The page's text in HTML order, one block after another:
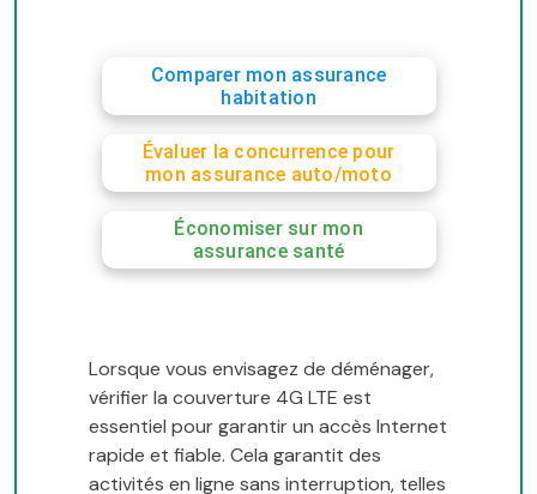
Comparer mon assurance
habitation
Évaluer la concurrence pour
mon assurance auto/moto
Économiser sur mon
assurance santé
Lorsque vous envisagez de déménager,
vérifier la couverture 4G LTE est
essentiel pour garantir un accès Internet
rapide et fiable. Cela garantit des
activités en ligne sans interruption, telles